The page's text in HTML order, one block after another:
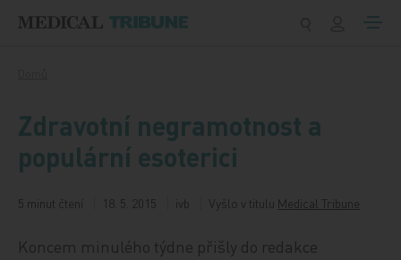
Zdravotní negramotnost a
populární esoterici
5 minut čtení 18. 5. 2015 ivb Vyšlo v titulu Medical Tribune
Koncem minulého týdne přišly do redakce